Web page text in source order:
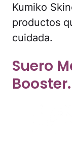
Kumiko
productos
cuidada.
Suero
Booster.